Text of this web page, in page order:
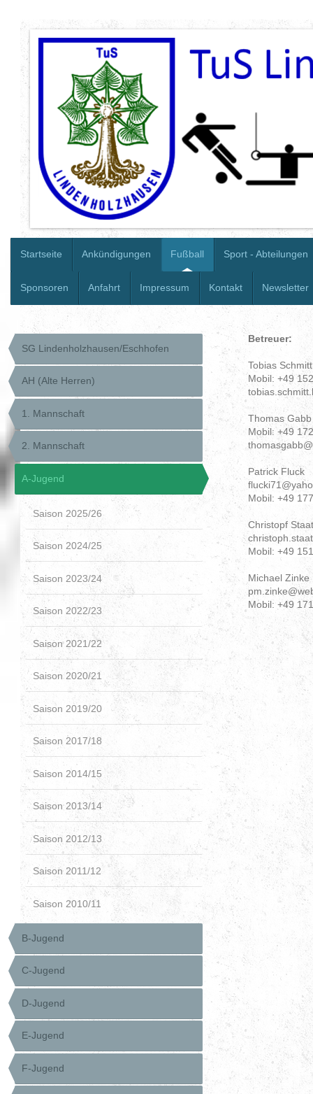
Startseite Ankündigungen Fußball Sport - Abteilungen
Sponsoren Anfahrt Impressum Kontakt Newsletter
Betreuer:
Tobias Schmitt
Mobil: +49
Thomas Gabb
Mobil: +49
Patrick Fluck
Mobil: +49
Christopf
Mobil: +49
Michael Zinke
Mobil: +49
SG Lindenholzhausen/Eschhofen
AH (Alte Herren)
1. Mannschaft
2. Mannschaft
A-Jugend
Saison 2025/26
Saison 2024/25
Saison 2023/24
Saison 2022/23
Saison 2021/22
Saison 2020/21
Saison 2019/20
Saison 2017/18
Saison 2014/15
Saison 2013/14
Saison 2012/13
Saison 2011/12
Saison 2010/11
B-Jugend
C-Jugend
D-Jugend
E-Jugend
F-Jugend